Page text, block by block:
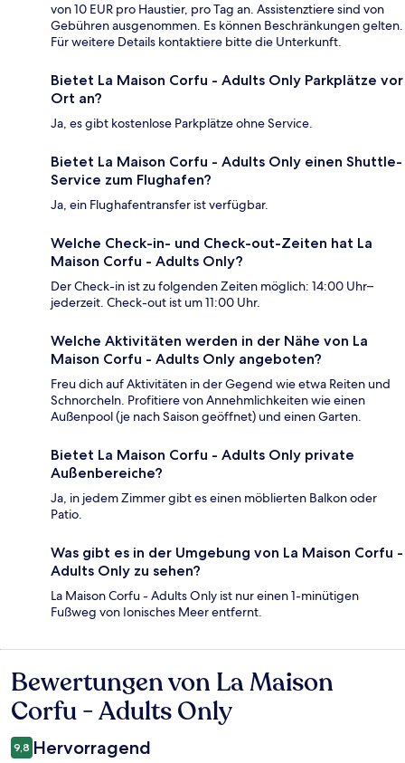
von 10 EUR pro Haustier, pro Tag an. Assistenztiere sind von
Gebühren ausgenommen. Es können Beschränkungen gelten.
Für weitere Details kontaktiere bitte die Unterkunft.
Bietet La Maison Corfu - Adults Only Parkplätze vor
Ort an?
Ja, es gibt kostenlose Parkplätze ohne Service.
Bietet La Maison Corfu - Adults Only einen Shuttle-
Service zum Flughafen?
Ja, ein Flughafentransfer ist verfügbar.
Welche Check-in- und Check-out-Zeiten hat La
Maison Corfu - Adults Only?
Der Check-in ist zu folgenden Zeiten möglich: 14:00 Uhr–
jederzeit. Check-out ist um 11:00 Uhr.
Welche Aktivitäten werden in der Nähe von La
Maison Corfu - Adults Only angeboten?
Freu dich auf Aktivitäten in der Gegend wie etwa Reiten und
Schnorcheln. Profitiere von Annehmlichkeiten wie einen
Außenpool (je nach Saison geöffnet) und einen Garten.
Bietet La Maison Corfu - Adults Only private
Außenbereiche?
Ja, in jedem Zimmer gibt es einen möblierten Balkon oder
Patio.
Was gibt es in der Umgebung von La Maison Corfu -
Adults Only zu sehen?
La Maison Corfu - Adults Only ist nur einen 1-minütigen
Fußweg von Ionisches Meer entfernt.
Bewertungen
Bewertungen von La Maison
Corfu - Adults Only
9,8 Hervorragend